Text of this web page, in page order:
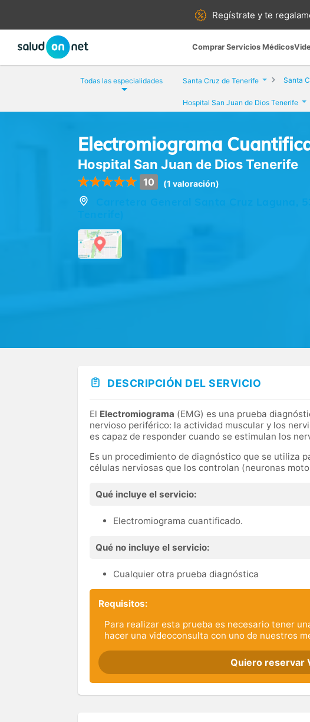
Regístrate yte
Comprar Servicios Médicos
Todas las especialidades Santa Cruz de Tenerife Santa
Hospital San Juan de Dios Tenerife
Electromiograma
Hospital San Juan de Dios Tenerife
10 (1 valoración)
Carretera General Santa Cruz Laguna,
DESCRIPCIÓN DEL SERVICIO
El Electromiograma (EMG) es una prueba
nervioso periférico: la actividad muscular y los
es capaz de responder cuando se estimulan los
Es un procedimiento de diagnóstico que se utiliza
células nerviosas que los controlan (neuronas
Qué incluye el servicio:
Electromiograma cuantificado.
Qué no incluye el servicio:
Cualquier otra prueba diagnóstica
Requisitos:
Para realizar esta prueba es necesario tener
hacer una videoconsulta con uno de nuestros
Quiero reservar